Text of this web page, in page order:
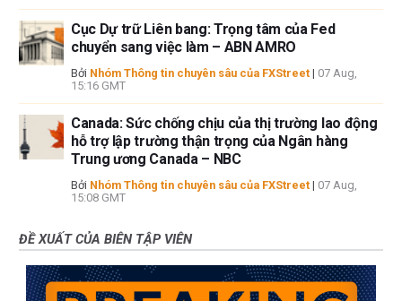
Cục Dự trữ Liên bang: Trọng tâm của Fed
chuyển sang việc làm – ABN AMRO
Bởi Nhóm Thông tin chuyên sâu của FXStreet | 07 Aug,
15:16 GMT
Canada: Sức chống chịu của thị trường lao động
hỗ trợ lập trường thận trọng của Ngân hàng
Trung ương Canada – NBC
Bởi Nhóm Thông tin chuyên sâu của FXStreet | 07 Aug,
15:08 GMT
ĐỀ XUẤT CỦA BIÊN TẬP VIÊN